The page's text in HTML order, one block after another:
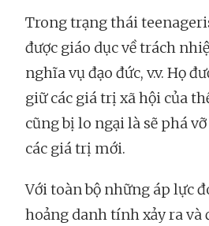
Trong trạng thái
được giáo dục về trách
nghĩa vụ đạo đức, v.v. Họ
giữ các giá trị xã hội của
cũng bị lo ngại là sẽ phá
các giá trị mới.
Với toàn bộ những áp lực
hoảng danh tính xảy ra